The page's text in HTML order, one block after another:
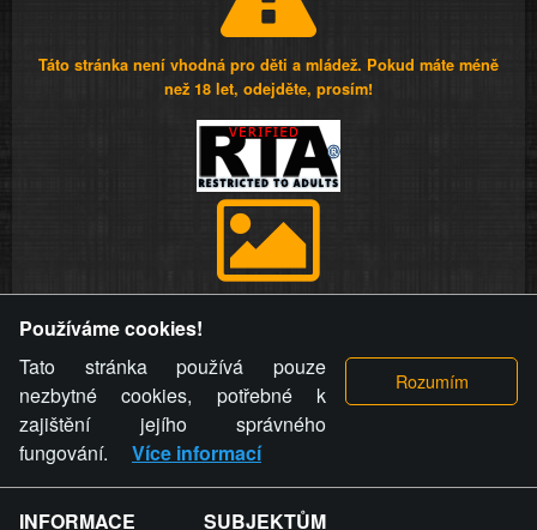
Táto stránka není vhodná pro děti a mládež. Pokud máte méně
než 18 let, odejděte, prosím!
videa a komentáře. Osoba, které se toto opatření provozovatele
stránky týče, ani osoba, která umístila fotografii nebo video na
stránku, nemůže z důvodu odstranění fotografie, videa nebo
komentáře pro výše uvedenou okolnost uplatnit vůči
provozovateli stránky žádný nárok na náhradu škody nebo
nemajetkové újmy.
Používáme cookies!
Tato stránka používá pouze
nezbytné cookies, potřebné k
zajištění jejího správného
fungování.
Více informací
INFORMACE SUBJEKTŮM